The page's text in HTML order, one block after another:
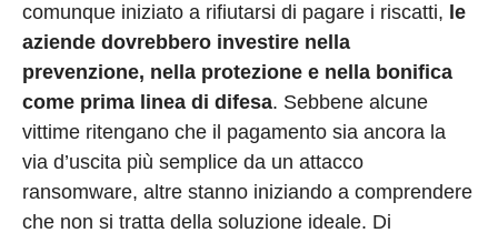
comunque iniziato a rifiutarsi di pagare i riscatti, le
aziende dovrebbero investire nella
prevenzione, nella protezione e nella bonifica
come prima linea di difesa. Sebbene alcune
vittime ritengano che il pagamento sia ancora la
via d’uscita più semplice da un attacco
ransomware, altre stanno iniziando a comprendere
che non si tratta della soluzione ideale. Di